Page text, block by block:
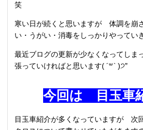
笑
寒い日が続くと思いますが 体調を崩
い・うがい・消毒をしっかりやってい
最近ブログの更新が少なくなってし
張っていければと思います( ´꒳` )੭”
今回は 目玉車
目玉車紹介が多くなっていますが 次